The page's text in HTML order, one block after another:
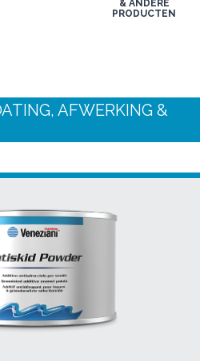
& ANDERE
PRODUCTEN
AFWERKING &